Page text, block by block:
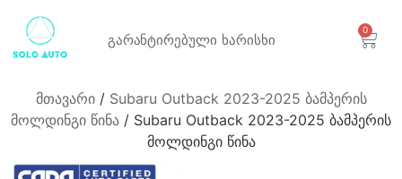
გარანტირებული ხარისხი
0
მთავარი/ Subaru Outback 2023-2025 ბამპერის
მოლდინგი წინა / Subaru Outback 2023-2025 ბამპერის
მოლდინგი წინა